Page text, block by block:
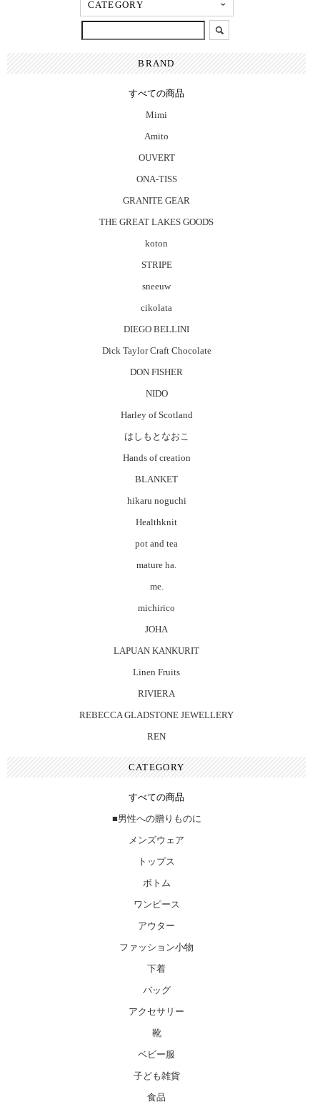
BRAND
すべての商品
Mimi
Amito
OUVERT
ONA-TISS
GRANITE GEAR
THE GREAT LAKES GOODS
koton
STRIPE
sneeuw
cikolata
DIEGO BELLINI
Dick Taylor Craft Chocolate
DON FISHER
NIDO
Harley of Scotland
はしもとなおこ
Hands of creation
BLANKET
hikaru noguchi
Healthknit
pot and tea
mature ha.
me.
michirico
JOHA
LAPUAN KANKURIT
Linen Fruits
RIVIERA
REBECCA GLADSTONE JEWELLERY
REN
CATEGORY
すべての商品
■男性への贈りものに
メンズウェア
トップス
ボトム
ワンピース
アウター
ファッション小物
下着
バッグ
アクセサリー
靴
ベビー服
子ども雑貨
食品